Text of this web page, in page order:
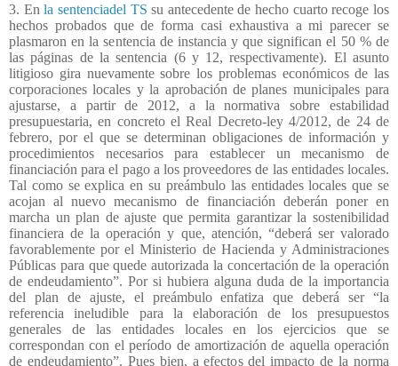
3. Enla sentenciadel TSsu antecedente de hecho cuarto recoge los
hechos probados que de forma casi exhaustiva a mi parecer se
plasmaron en la sentencia de instancia y que significan el 50 % de
las páginas de la sentencia (6 y 12, respectivamente). El asunto
litigioso gira nuevamente sobre los problemas económicos de las
corporaciones locales y la aprobación de planes municipales para
ajustarse, a partir de 2012, a la normativa sobre estabilidad
presupuestaria, en concreto el Real Decreto-ley 4/2012, de 24 de
febrero, por el que se determinan obligaciones de información y
procedimientos necesarios para establecer un mecanismo de
financiación para el pago a los proveedores de las entidades locales.
Tal como se explica en su preámbulo las entidades locales que se
acojan al nuevo mecanismo de financiación deberán poner en
marcha un plan de ajuste que permita garantizar la sostenibilidad
financiera de la operación y que, atención, “deberá ser valorado
favorablemente por el Ministerio de Hacienda y Administraciones
Públicas para que quede autorizada la concertación de la operación
de endeudamiento”. Por si hubiera alguna duda de la importancia
del plan de ajuste, el preámbulo enfatiza que deberá ser “la
referencia ineludible para la elaboración de los presupuestos
generales de las entidades locales en los ejercicios que se
correspondan con el período de amortización de aquella operación
de endeudamiento”. Pues bien, a efectos del impacto de la norma